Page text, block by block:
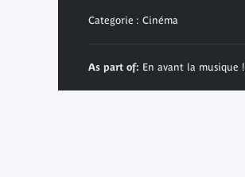
Categorie : Cinéma
As part of: En avant la musique !